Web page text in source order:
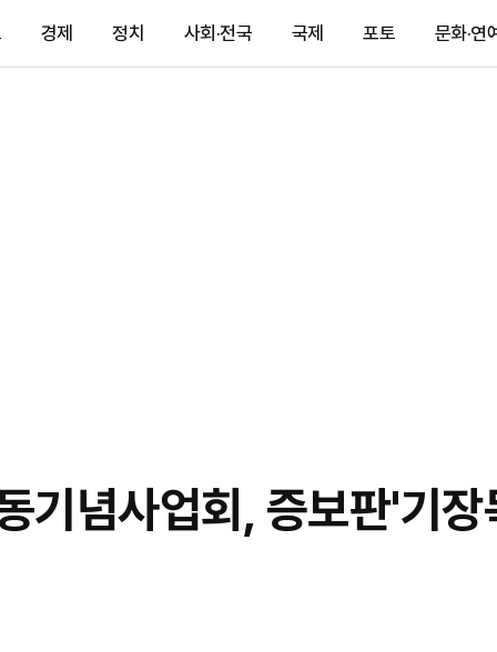
경제 정치 사회·전국 국제 포토 문화·연예
기념사업회, 증보판'기